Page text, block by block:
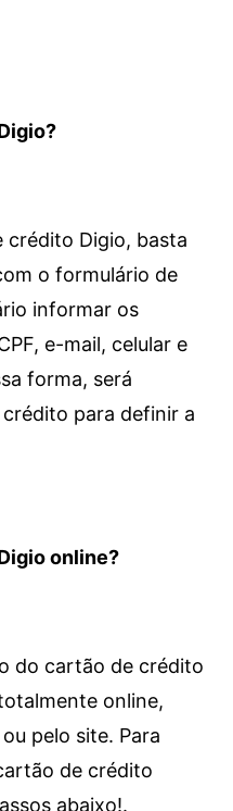
crédito Digio, basta
o formulário de
informar os
e-mail, celular e
forma, será
para definir a
online?
do cartão de crédito
online,
pelo site. Para
de crédito
abaixo!.